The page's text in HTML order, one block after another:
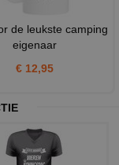
de leukste camping
eigenaar
€ 12,95